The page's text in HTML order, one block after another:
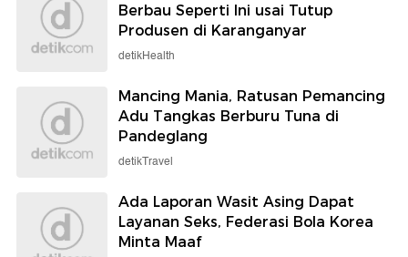
Berbau Seperti Ini usai Tutup
Produsen di Karanganyar
detikHealth
Mancing Mania, Ratusan Pemancing
Adu Tangkas Berburu Tuna di
Pandeglang
detikTravel
Ada Laporan Wasit Asing Dapat
Layanan Seks, Federasi Bola Korea
Minta Maaf